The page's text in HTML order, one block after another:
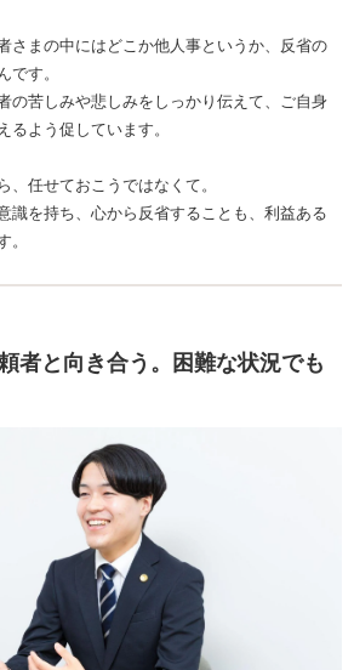
さまの中にはどこか他人事というか、反省の
です。
の苦しみや悲しみをしっかり伝えて、ご自身
るよう促しています。
、任せておこうではなくて。
識を持ち、心から反省することも、利益ある
。
者と向き合う。困難な状況でも